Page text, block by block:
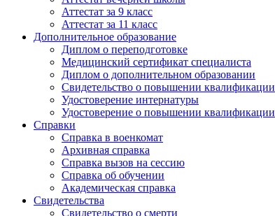
Аттестат за 9 класс
Аттестат за 11 класс
Дополнительное образование
Диплом о переподготовке
Медицинский сертификат специалиста
Диплом о дополнительном образовании
Свидетельство о повышении квалификации
Удостоверение интернатуры
Удостоверение о повышении квалификации
Справки
Справка в военкомат
Архивная справка
Справка вызов на сессию
Справка об обучении
Академическая справка
Свидетельства
Свидетельство о смерти